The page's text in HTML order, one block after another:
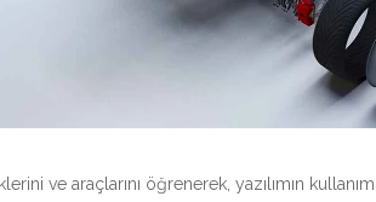
ve araçlarını öğrenerek, yazılımın